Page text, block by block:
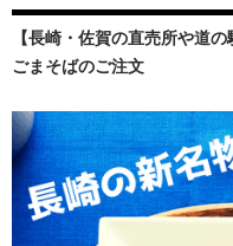
【長崎・佐賀の直売所や道
ごまそばのご注文